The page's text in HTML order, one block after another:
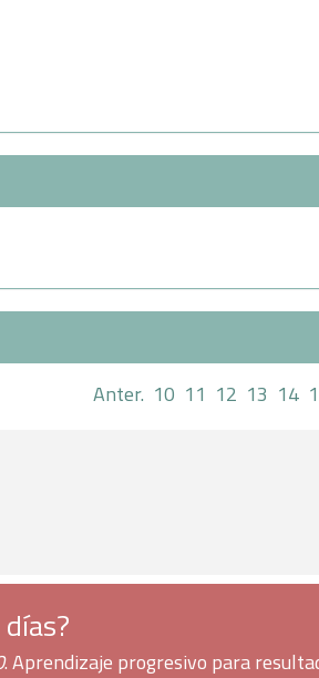
Anter. 10 11 12 13 14
. Aprendizaje progresivo para